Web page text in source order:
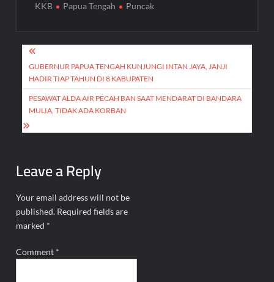
KKB
Papua Tengah Puncak
Post
navigation
GUBERNUR PAPUA TENGAH KUNJUNGI INTAN JAYA, JANJI
HADIR TIAP TAHUN DI 8 KABUPATEN
PESAWAT ALDA AIR PECAH BAN SAAT MENDARAT DI BANDARA
MULIA, TIDAK ADA KORBAN
Leave a Reply
Your email address will not be
published. Required fields are
marked *
Comment *